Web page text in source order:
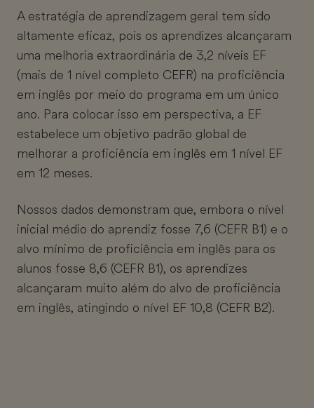
A estratégia de aprendizagem geral tem sido
altamente eficaz, pois os aprendizes alcançaram
uma melhoria extraordinária de 3,2 níveis EF
(mais de 1 nível completo CEFR) na proficiência
em inglês por meio do programa em um único
ano. Para colocar isso em perspectiva, a EF
estabelece um objetivo padrão global de
melhorar a proficiência em inglês em 1 nível EF
em 12 meses.
Nossos dados demonstram que, embora o nível
inicial médio do aprendiz fosse 7,6 (CEFR B1) e o
alvo mínimo de proficiência em inglês para os
alunos fosse 8,6 (CEFR B1), os aprendizes
alcançaram muito além do alvo de proficiência
em inglês, atingindo o nível EF 10,8 (CEFR B2).